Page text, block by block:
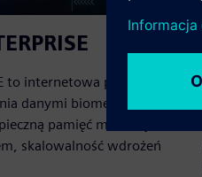
to internetowa platforma
danymi biometrycznymi
pamięć masową z
skalowalność wdrożeń